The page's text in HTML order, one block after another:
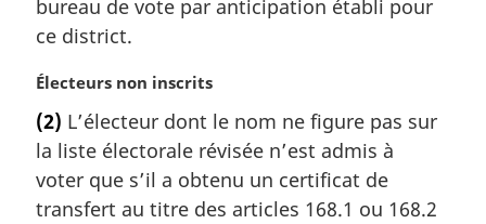
g
i
a
l
e
:
bureau de vote par anticipation établi pour
ce district.
N
t
e
m
a
Électeurs non inscrits
(2) L’électeur dont le nom ne figure pas sur
la liste électorale révisée n’est admis à
voter que s’il a obtenu un certificat de
transfert au titre des articles 168.1 ou 168.2